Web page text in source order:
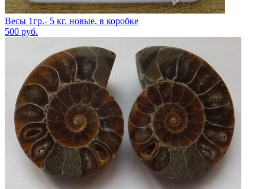
Весы 1гр.- 5 кг. новые, в коробке
500 руб.